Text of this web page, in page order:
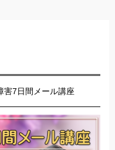
害7日間メール講座